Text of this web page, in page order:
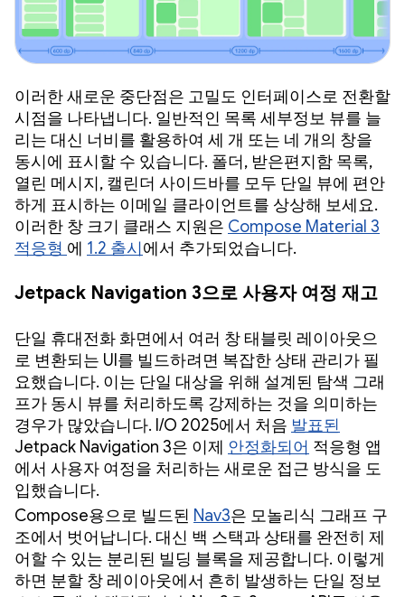
이러한 새로운 중단점은 고밀도 인터페이스로 전환할
시점을 나타냅니다. 일반적인 목록 세부정보 뷰를 늘
리는 대신 너비를 활용하여 세 개 또는 네 개의 창을
동시에 표시할 수 있습니다. 폴더, 받은편지함 목록,
열린 메시지, 캘린더 사이드바를 모두 단일 뷰에 편안
하게 표시하는 이메일 클라이언트를 상상해 보세요.
이러한 창 크기 클래스 지원은 Compose Material 3
적응형 에 1.2 출시에서 추가되었습니다.
Jetpack Navigation 3으로 사용자 여정 재고
단일 휴대전화 화면에서 여러 창 태블릿 레이아웃으
로 변환되는 UI를 빌드하려면 복잡한 상태 관리가 필
요했습니다. 이는 단일 대상을 위해 설계된 탐색 그래
프가 동시 뷰를 처리하도록 강제하는 것을 의미하는
경우가 많았습니다. I/O 2025에서 처음 발표된
Jetpack Navigation 3은 이제 안정화되어 적응형 앱
에서 사용자 여정을 처리하는 새로운 접근 방식을 도
입했습니다.
Compose용으로 빌드된 Nav3은 모놀리식 그래프 구
조에서 벗어납니다. 대신 백 스택과 상태를 완전히 제
어할 수 있는 분리된 빌딩 블록을 제공합니다. 이렇게
하면 분할 창 레이아웃에서 흔히 발생하는 단일 정보